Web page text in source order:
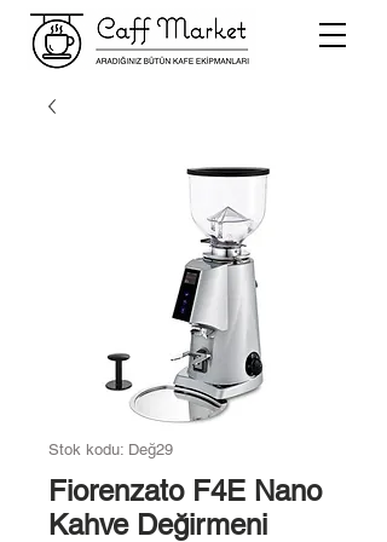
Stok kodu: Değ29
Fiorenzato F4E Nano
Kahve Değirmeni